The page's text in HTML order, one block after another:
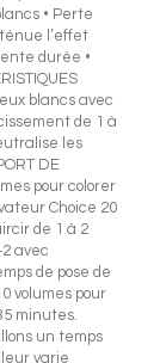
• Perte
l’effet
durée •
blancs avec
de 1 à
les
DE
pour colorer
Choice 20
de 1 à 2
avec
de pose de
volumes pour
minutes.
un temps
varie